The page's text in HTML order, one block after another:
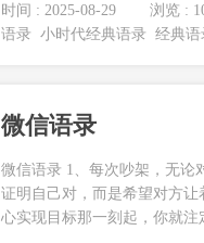
时间 : 2025-08-29 浏览 :
语录 小时代经典语录 经典语
微信语录
微信语录 1、每次吵架，无论
证明自己对，而是希望对方
心实现目标那一刻起，你就